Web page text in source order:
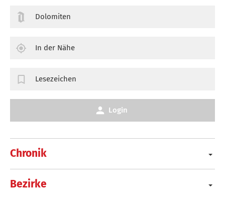
Chronik
Bezirke
Dolomiten
In der Nähe
Lesezeichen
Login